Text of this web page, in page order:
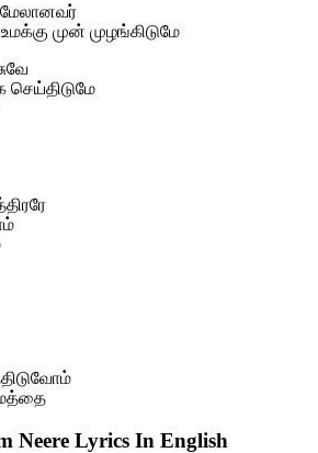
மேலானவர்
முன் முழங்கிடுமே
Neere Lyrics In English